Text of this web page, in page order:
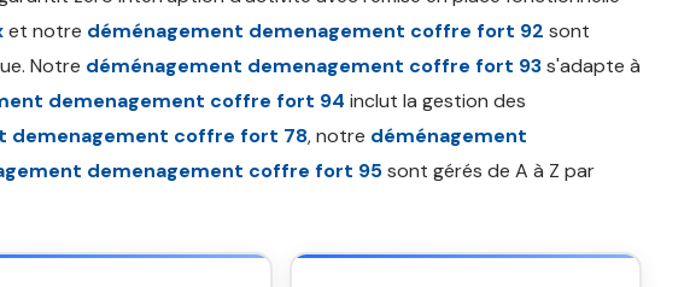
et notre déménagement demenagement coffre fort 92 sont
Notre déménagement demenagement coffre fort 93s'adapte à
demenagement coffre fort 94 inclut la gestion des
demenagement coffre fort 78, notre déménagement
demenagement coffre fort 95sont gérés de A à Z par